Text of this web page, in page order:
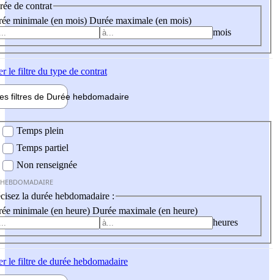
de contrat
minimale (en mois) Durée maximale (en mois)
mois
le filtre du type de contrat
filtres de Durée hebdomadaire
Temps plein
Temps partiel
Non renseignée
la durée hebdomadaire :
minimale (en heure) Durée maximale (en heure)
heures
le filtre de durée hebdomadaire